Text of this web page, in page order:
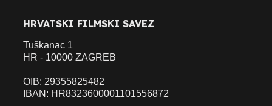
HRVATSKI FILMSKI SAVEZ
Tuškanac 1
HR - 10000 ZAGREB
OIB: 29355825482
IBAN: HR8323600001101556872